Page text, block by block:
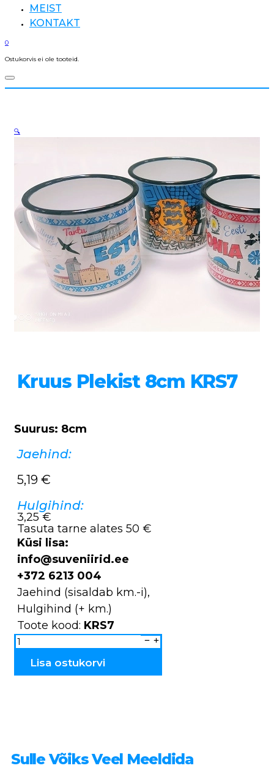
MEIST
KONTAKT
0
Ostukorvis ei ole tooteid.
Kruus Plekist 8cm KRS7
Suurus: 8cm
Jaehind:
5,19 €
Hulgihind:
3,25 €
Tasuta tarne alates 50 €
Küsi lisa:
info@suveniirid.ee
+372 6213 004
Jaehind (sisaldab km.-i),
Hulgihind (+ km.)
Toote kood: KRS7
Kruus
plekist
8cm
Lisa ostukorvi
🔍
Sulle Võiks Veel Meeldida